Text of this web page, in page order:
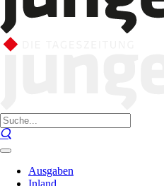
Ausgaben
Inland